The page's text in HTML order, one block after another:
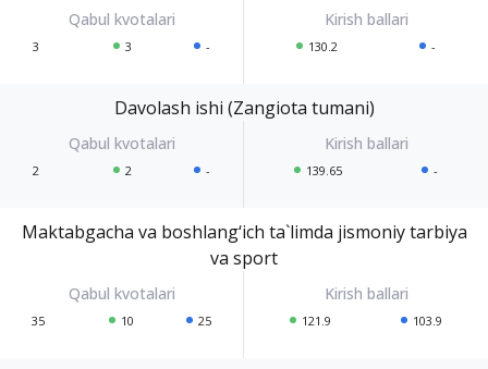
3 3 - 130.2 -
Davolash ishi (Zangiota tumani)
2 2 - 139.65 -
Maktabgacha va boshlang‘ich ta`limda jismoniy tarbiya
va sport
35 10 25 121.9 103.9